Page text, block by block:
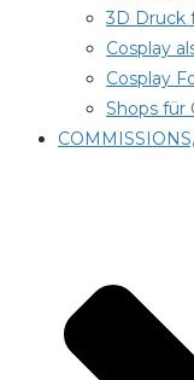
3D Druck
Cosplay
Cosplay
Shops für